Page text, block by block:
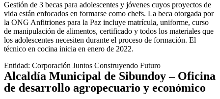
Gestión de 3 becas para adolescentes y jóvenes cuyos proyectos de
vida están enfocados en formarse como chefs. La beca otorgada por
la ONG Anfitriones para la Paz incluye matrícula, uniforme, curso
de manipulación de alimentos, certificado y todos los materiales que
los adolescentes necesiten durante el proceso de formación. El
técnico en cocina inicia en enero de 2022.
Entidad: Corporación Juntos Construyendo Futuro
Alcaldía Municipal de Sibundoy – Oficina
de desarrollo agropecuario y económico